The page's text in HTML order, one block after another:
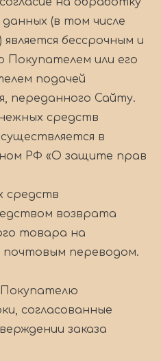
(в том числе
бессрочным и
или его
подачей
переданного Сайту.
средств
в
РФ «О защите прав
средств
возврата
товара на
почтовым переводом.
согласованные
заказа